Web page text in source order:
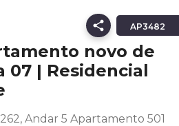
AP3482
novo de
07 | Residencial
Andar 5 Apartamento 501